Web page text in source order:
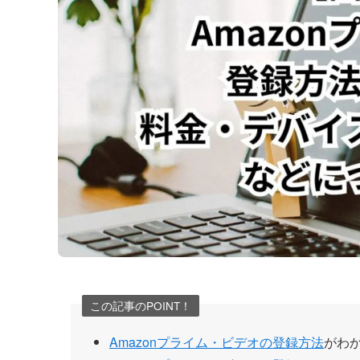
この記事のPOINT！
Amazonプライム・ビデオの登録方法がわ